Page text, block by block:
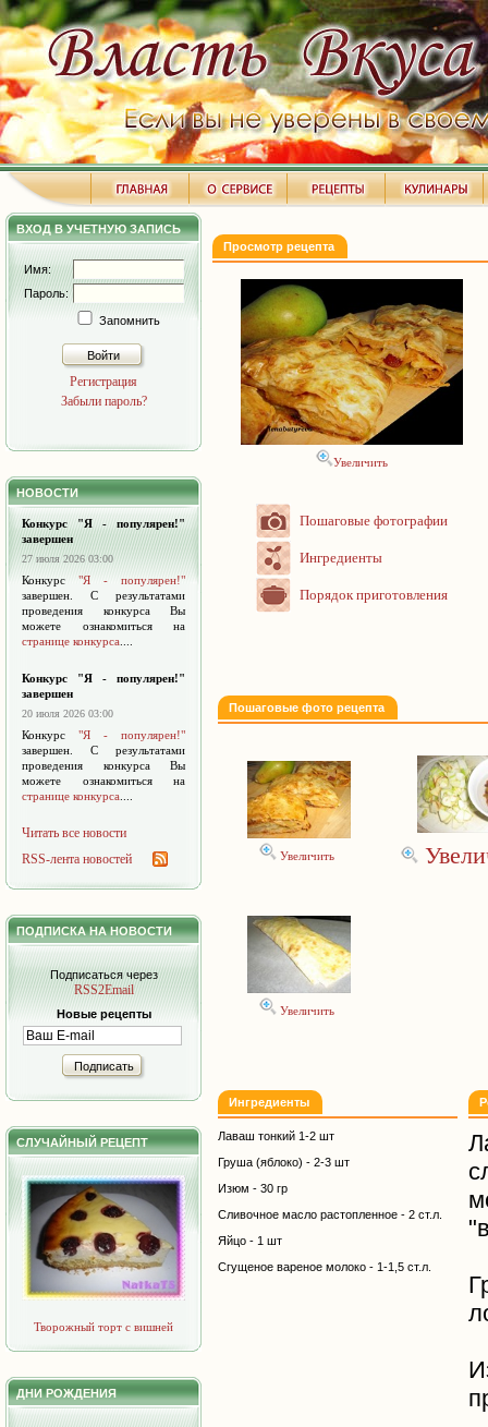
ВХОД В УЧЕТНУЮ ЗАПИСЬ
Имя:
Пароль:
Запомнить
Войти
Регистрация
Забыли пароль?
НОВОСТИ
Конкурс "Я - популярен!"
завершен
27 июля 2026 03:00
Конкурс "Я - популярен!"
завершен. С результатами
проведения конкурса Вы
можете ознакомиться на
странице конкурса
Конкурс "Я - популярен!"
завершен
20 июля 2026 03:00
Конкурс "Я - популярен!"
завершен. С результатами
проведения конкурса Вы
можете ознакомиться на
странице конкурса
Читать все новости
RSS-лента новостей
ПОДПИСКА НА НОВОСТИ
Подписаться через
RSS2Email
Новые рецепты
Подписать
СЛУЧАЙНЫЙ РЕЦЕПТ
Творожный торт с вишней
ДНИ РОЖДЕНИЯ
Просмотр рецепта
Увеличить
Пошаговые фотографии
Ингредиенты
Порядок приготовления
Пошаговые фото рецепта
Увеличить
Увеличить
Ингредиенты
Лаваш тонкий 1-2 шт
Груша (яблоко) - 2-3 шт
Изюм - 30 гр
Сливочное масло растопленное - 2 ст.л.
Яйцо - 1 шт
Сгущеное вареное молоко - 1-1,5 ст.л.